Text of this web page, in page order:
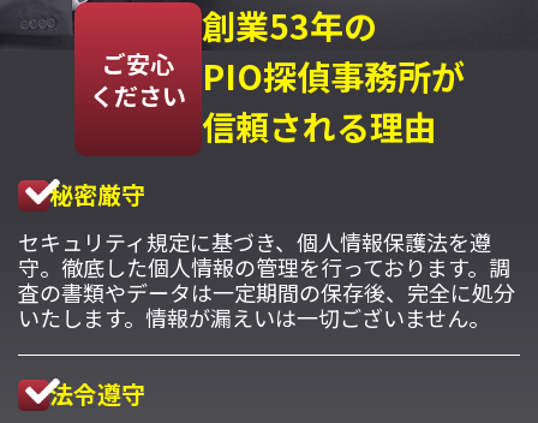
ご安心
ください
創業53年の
PIO探偵事務所が
信頼される理由
秘密厳守
セキュリティ規定に基づき、個人情報保護法を遵
守。徹底した個人情報の管理を行っております。調
査の書類やデータは一定期間の保存後、完全に処分
いたします。情報が漏えいは一切ございません。
法令遵守